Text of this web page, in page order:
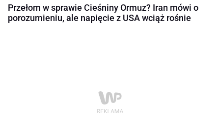
Przełom w sprawie Cieśniny Ormuz? Iran mówi o
porozumieniu, ale napięcie z USA wciąż rośnie